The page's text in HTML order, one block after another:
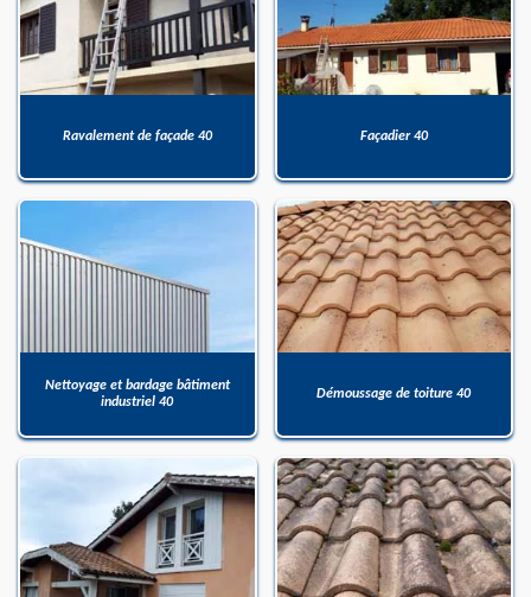
Ravalement de façade 40 Façadier 40
Nettoyage et bardage bâtiment
industriel 40
Démoussage de toiture 40